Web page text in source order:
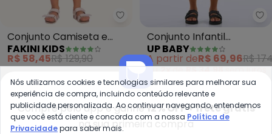
Fakini Kids - Conjunto
Conjunto Camiseta e
Bermuda (Preto)
FAKINI KIDS
R$ 58,45R$ 129,90
Conjunto Infantil
Camiseta e Bermuda
(Preto)
UP BABY
A partir deR$ 69,96R$
ou2xdeR$ 34,98semjuros
-30%
-70%
Compre pelo app e ganhe12% OFF + frete grátis
na sua primeira compra
Nós utilizamos cookies e tecnologias similares para melhorar sua
experiência de compra, incluindo conteúdo relevante e
publicidade personalizada. Ao continuar navegando, entendemos
que você está ciente e concorda com a nossa Política de
Privacidadepara saber mais.